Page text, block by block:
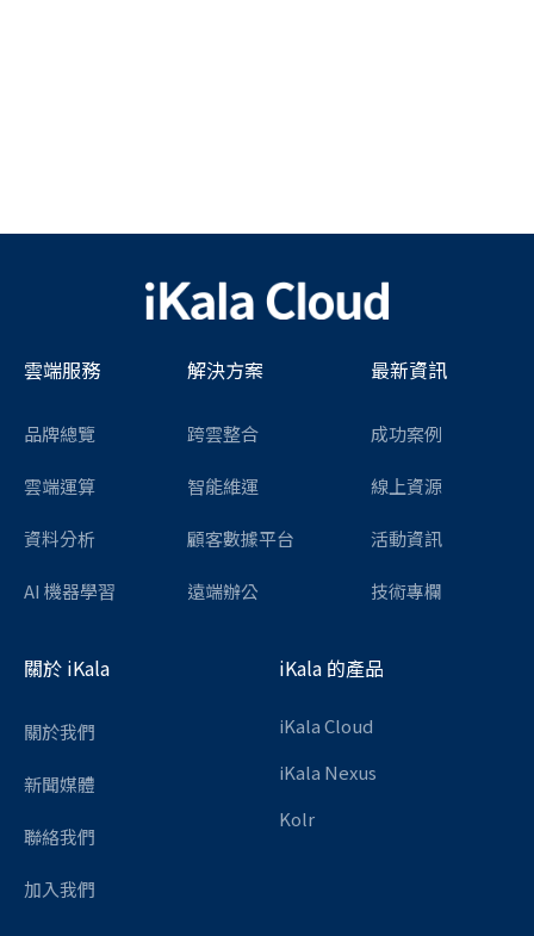
雲端服務
品牌總覽
雲端運算
資料分析
AI 機器學習
解決方案
跨雲整合
智能維運
顧客數據平台
遠端辦公
最新資訊
成功案例
線上資源
活動資訊
技術專欄
關於 iKala
關於我們
新聞媒體
聯絡我們
加入我們
iKala 的產品
iKala Cloud
iKala Nexus
Kolr